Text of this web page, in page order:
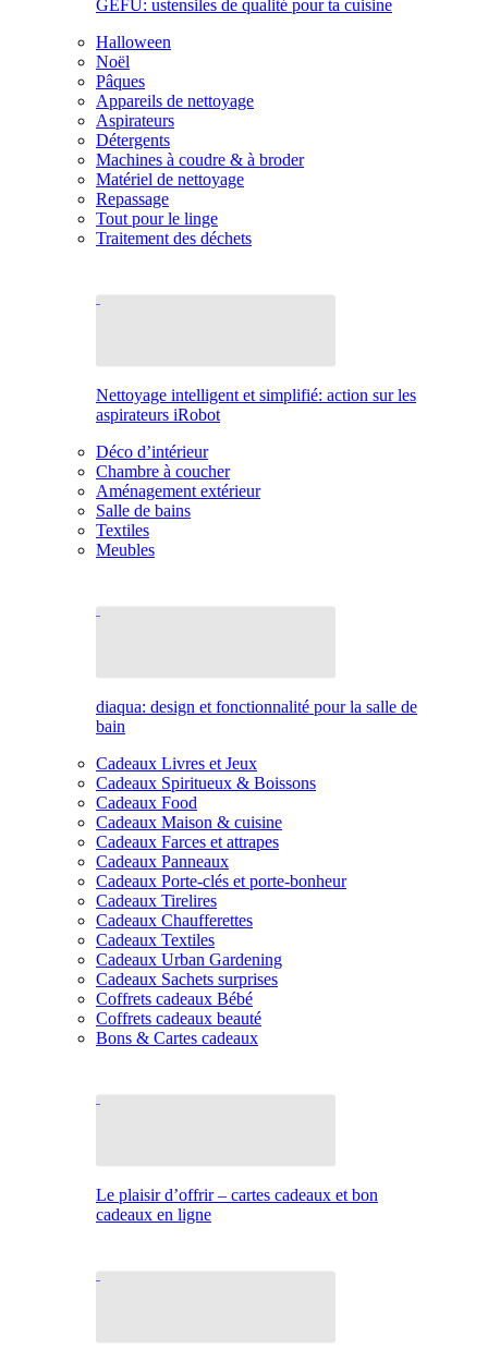
GEFU: ustensiles de qualité pour ta cuisine
Halloween
Noël
Pâques
Appareils de nettoyage
Aspirateurs
Détergents
Machines à coudre & à broder
Matériel de nettoyage
Repassage
Tout pour le linge
Traitement des déchets
Nettoyage intelligent et simplifié: action sur les
aspirateurs iRobot
Déco d’intérieur
Chambre à coucher
Aménagement extérieur
Salle de bains
Textiles
Meubles
diaqua: design et fonctionnalité pour la salle de
bain
Cadeaux Livres et Jeux
Cadeaux Spiritueux & Boissons
Cadeaux Food
Cadeaux Maison & cuisine
Cadeaux Farces et attrapes
Cadeaux Panneaux
Cadeaux Porte-clés et porte-bonheur
Cadeaux Tirelires
Cadeaux Chaufferettes
Cadeaux Textiles
Cadeaux Urban Gardening
Cadeaux Sachets surprises
Coffrets cadeaux Bébé
Coffrets cadeaux beauté
Bons & Cartes cadeaux
Le plaisir d’offrir – cartes cadeaux et bon
cadeaux en ligne